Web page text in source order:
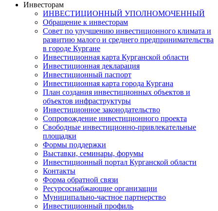
Инвесторам
ИНВЕСТИЦИОННЫЙ УПОЛНОМОЧЕННЫЙ
Обращение к инвесторам
Совет по улучшению инвестиционного климата и
развитию малого и среднего предпринимательства
в городе Кургане
Инвестиционная карта Курганской области
Инвестиционная декларация
Инвестиционный паспорт
Инвестиционная карта города Кургана
План создания инвестиционных объектов и
объектов инфраструктуры
Инвестиционное законодательство
Сопровождение инвестиционного проекта
Свободные инвестиционно-привлекательные
площадки
Формы поддержки
Выставки, семинары, форумы
Инвестиционный портал Курганской области
Контакты
Форма обратной связи
Ресурсоснабжающие организации
Муниципально-частное партнерство
Инвестиционный профиль